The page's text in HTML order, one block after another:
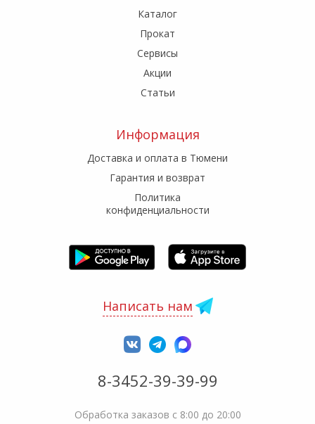
Каталог
Прокат
Сервисы
Акции
Статьи
Информация
Доставка и оплата в Тюмени
Гарантия и возврат
Политика
конфиденциальности
Написать нам
8-3452-39-39-99
Обработка заказов с 8:00 до 20:00